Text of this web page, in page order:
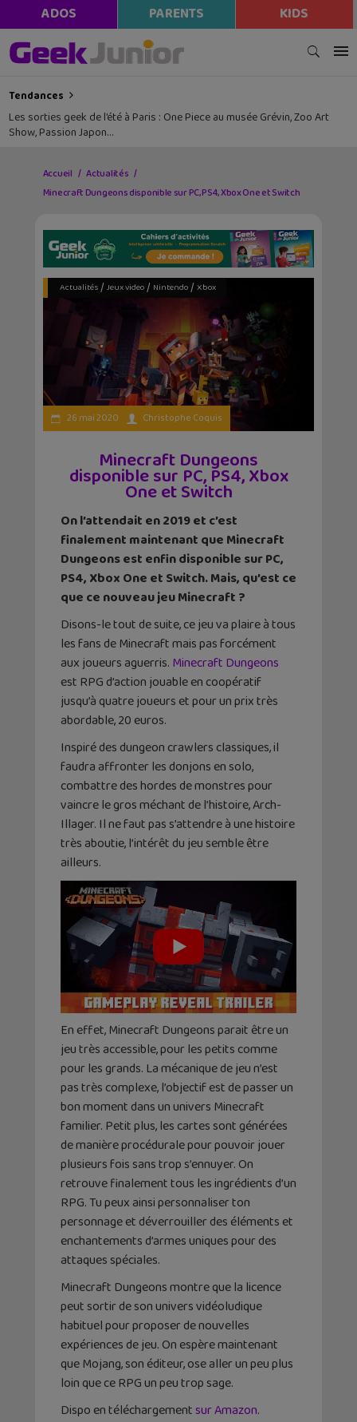
ADOS PARENTS KIDS
Tendances
Les sorties geek de l’été à Paris : One Piece au musée Grévin, Zoo Art
Show, Passion Japon…
Accueil
Actualités
Minecraft Dungeons disponible sur PC, PS4, Xbox One et Switch
Actualités/ Jeux video/ Nintendo/ Xbox
26 mai 2020 Christophe Coquis
Minecraft Dungeons
disponible sur PC, PS4, Xbox
One et Switch
On l’attendait en 2019 et c’est
finalement maintenant que Minecraft
Dungeons est enfin disponible sur PC,
PS4, Xbox One et Switch. Mais, qu’est ce
que ce nouveau jeu Minecraft ?
Disons-le tout de suite, ce jeu va plaire à tous
les fans de Minecraft mais pas forcément
aux joueurs aguerris. Minecraft Dungeons
est RPG d’action jouable en coopératif
jusqu’à quatre joueurs et pour un prix très
abordable, 20 euros.
Inspiré des dungeon crawlers classiques, il
faudra affronter les donjons en solo,
combattre des hordes de monstres pour
vaincre le gros méchant de l’histoire, Arch-
Illager. Il ne faut pas s’attendre à une histoire
très aboutie, l’intérêt du jeu semble être
ailleurs.
En effet, Minecraft Dungeons parait être un
jeu très accessible, pour les petits comme
pour les grands. La mécanique de jeu n’est
pas très complexe, l’objectif est de passer un
bon moment dans un univers Minecraft
familier. Petit plus, les cartes sont générées
de manière procédurale pour pouvoir jouer
plusieurs fois sans trop s’ennuyer. On
retrouve finalement tous les ingrédients d’un
RPG. Tu peux ainsi personnaliser ton
personnage et déverrouiller des éléments et
enchantements d’armes uniques pour des
attaques spéciales.
Minecraft Dungeons montre que la licence
peut sortir de son univers vidéoludique
habituel pour proposer de nouvelles
expériences de jeu. On espère maintenant
que Mojang, son éditeur, ose aller un peu plus
loin que ce RPG un peu trop sage.
Dispo en téléchargementsur Amazon.